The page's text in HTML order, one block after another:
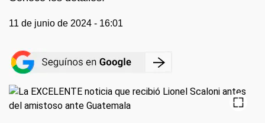
11 de junio de 2024 - 16:01